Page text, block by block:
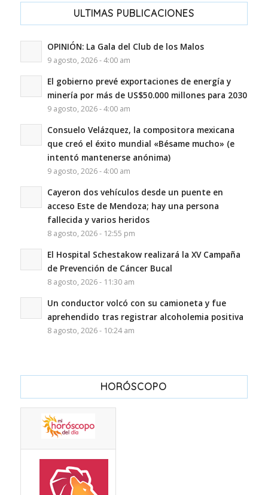
ULTIMAS PUBLICACIONES
OPINIÓN: La Gala del Club de los Malos
9 agosto, 2026 - 4:00 am
El gobierno prevé exportaciones de energía y
minería por más de US$50.000 millones para 2030
9 agosto, 2026 - 4:00 am
Consuelo Velázquez, la compositora mexicana
que creó el éxito mundial «Bésame mucho» (e
intentó mantenerse anónima)
9 agosto, 2026 - 4:00 am
Cayeron dos vehículos desde un puente en
acceso Este de Mendoza; hay una persona
fallecida y varios heridos
8 agosto, 2026 - 12:55 pm
El Hospital Schestakow realizará la XV Campaña
de Prevención de Cáncer Bucal
8 agosto, 2026 - 11:30 am
Un conductor volcó con su camioneta y fue
aprehendido tras registrar alcoholemia positiva
8 agosto, 2026 - 10:24 am
HORÓSCOPO